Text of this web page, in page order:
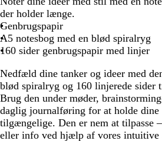
i
g
e
r
t
b
a
n
s
k
a
r
i
n
e
b
der holder længe.
Genbrugspapir
A5 notesbog med en blød spiralryg
160 sider genbrugspapir med linjer
Nedfæld dine tanker og ideer med
blød spiralryg og 160 linjerede sider
Brug den under møder,
daglig journalføring for at holde dine
tilgængelige. Den er nem at tilpasse
eller info ved hjælp af vores intuitive